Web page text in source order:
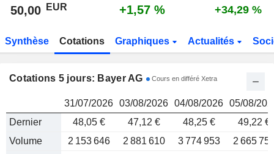
50,00 EUR +1,57 % +34,29 %
Synthèse Cotations Graphiques Actualités
Cotations 5 jours: Bayer AG Cours en différé Xetra
31/07/2026 03/08/2026 04/08/2026 05/08/
Dernier
48,05 € 47,12 € 48,25 €
49,22 €
Volume
2 153 646 2 881 610 3 774 953
2 665